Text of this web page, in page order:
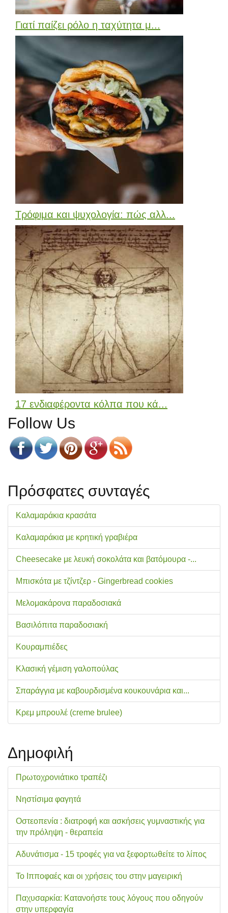
Γιατί παίζει ρόλο η ταχύτητα μ...
Τρόφιμα και ψυχολογία: πώς αλλ...
17 ενδιαφέροντα κόλπα που κά...
Follow Us
Πρόσφατες συνταγές
Καλαμαράκια κρασάτα
Καλαμαράκια με κρητική γραβιέρα
Cheesecake με λευκή σοκολάτα και βατόμουρα -...
Μπισκότα με τζίντζερ - Gingerbread cookies
Μελομακάρονα παραδοσιακά
Βασιλόπιτα παραδοσιακή
Κουραμπιέδες
Κλασική γέμιση γαλοπούλας
Σπαράγγια με καβουρδισμένα κουκουνάρια και...
Κρεμ μπρουλέ (creme brulee)
Δημοφιλή
Πρωτοχρονιάτικο τραπέζι
Νηστίσιμα φαγητά
Οστεοπενία : διατροφή και ασκήσεις γυμναστικής για
την πρόληψη - θεραπεία
Αδυνάτισμα - 15 τροφές για να ξεφορτωθείτε το λίπος
Το Ιπποφαές και οι χρήσεις του στην μαγειρική
Παχυσαρκία: Κατανοήστε τους λόγους που οδηγούν
στην υπερφαγία